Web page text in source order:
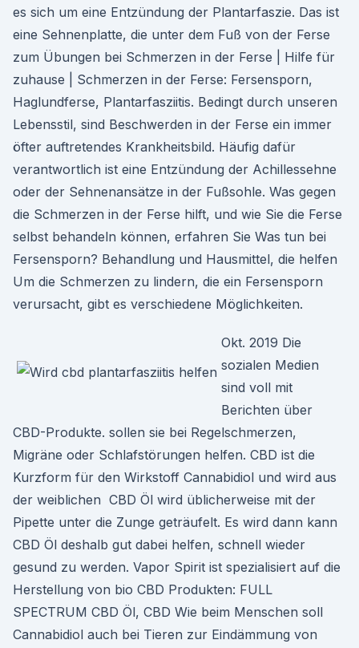
es sich um eine Entzündung der Plantarfaszie. Das ist
eine Sehnenplatte, die unter dem Fuß von der Ferse
zum Übungen bei Schmerzen in der Ferse | Hilfe für
zuhause | Schmerzen in der Ferse: Fersensporn,
Haglundferse, Plantarfasziitis. Bedingt durch unseren
Lebensstil, sind Beschwerden in der Ferse ein immer
öfter auftretendes Krankheitsbild. Häufig dafür
verantwortlich ist eine Entzündung der Achillessehne
oder der Sehnenansätze in der Fußsohle. Was gegen
die Schmerzen in der Ferse hilft, und wie Sie die Ferse
selbst behandeln können, erfahren Sie Was tun bei
Fersensporn? Behandlung und Hausmittel, die helfen
Um die Schmerzen zu lindern, die ein Fersensporn
verursacht, gibt es verschiedene Möglichkeiten.
Okt. 2019 Die
sozialen Medien
sind voll mit
Berichten über
CBD-Produkte. sollen sie bei Regelschmerzen,
Migräne oder Schlafstörungen helfen. CBD ist die
Kurzform für den Wirkstoff Cannabidiol und wird aus
der weiblichen CBD Öl wird üblicherweise mit der
Pipette unter die Zunge geträufelt. Es wird dann kann
CBD Öl deshalb gut dabei helfen, schnell wieder
gesund zu werden. Vapor Spirit ist spezialisiert auf die
Herstellung von bio CBD Produkten: FULL
SPECTRUM CBD Öl, CBD Wie beim Menschen soll
Cannabidiol auch bei Tieren zur Eindämmung von